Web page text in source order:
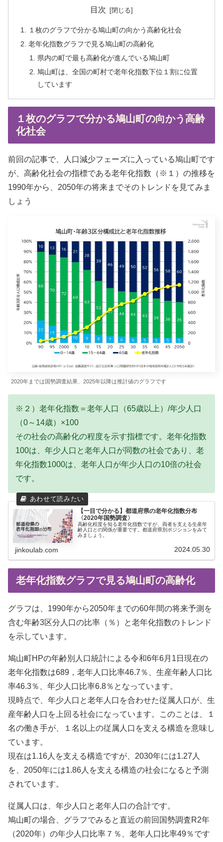
目次
１枚のグラフで分かる鳩山町の向かう高齢化社会
老年化指数グラフで見る鳩山町の高齢化
県内の町で最も高齢化が進んでいる鳩山町
鳩山町は、全国の町村で老年化指数下位１割に位置
しています
１枚のグラフで分かる鳩山町の向かう高齢
化社会
前回の記事で、人口減少フェーズに入っている鳩山町です
が、高齢化社会の指標である老年化指数（※１）の推移を
1990年から、2050年の将来までそのトレンドを見てみま
しょう
2020年までは国勢調査結果、2025年以降は推計値のグラフです
※２）老年化指数＝老年人口（65歳以上）/年少人口
（0～14歳）×100
その社会の高齢化の程度を示す指標です。老年化指数
100は、年少人口と老年人口が同数の社会であり、老
年化指数1000は、老年人口が年少人口の10倍の社会
です。
【一目で分かる】都道府県の老年化指数分布
〈2020年国勢調査〉
高齢化程度を知る老年化指数ですが、両者を支える生産年
齢人口との関係が重要です。都道府県別ポジションをみて
みましょう。
jinkoulab.com 2024.05.30
老年化指数グラフで見る鳩山町の高齢化
グラフは、1990年から2050年までの60年間の将来予測を
含む年齢3区分人口の比率（％）と老年化指数のトレンド
を示しています。
鳩山町HPの年齢別人口統計による令和6年6月1日現在の
老年化指数は689，老年人口比率46.7％、生産年齢人口比
率46.3％、年少人口比率6.8％となっています。
現時点で、年少人口と老年人口を合わせた従属人口が、生
産年齢人口を上回る社会になっています。このことは、１
名の働き手が、１名以上の従属人口を支える構造を意味し
ています。
現在は1.16人を支える構造ですが、2030年には1.27人
を、2050年には1.86人を支える構造の社会になると予測
されています。
従属人口は、年少人口と老年人口の合計です。
鳩山町の場合、グラフでみると直近の前回国勢調査R2年
（2020年）の年少人口比率７％、老年人口比率49％です